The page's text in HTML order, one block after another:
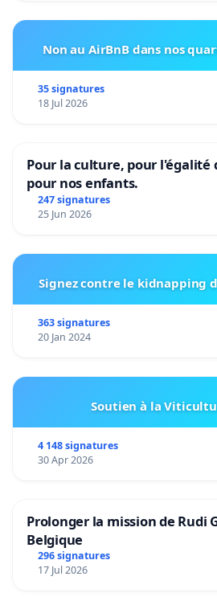
Non au AirBnB dans nos
35 signatures
18 Jul 2026
Pour la culture, pour l'égalité
pour nos enfants.
247 signatures
25 Jun 2026
Signez contre le kidnapping
363 signatures
20 Jan 2024
Soutien à la
4 148 signatures
30 Apr 2026
Prolonger la mission de Rudi
Belgique
296 signatures
17 Jul 2026